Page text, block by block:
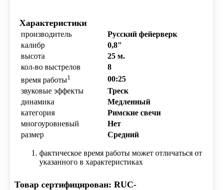
Характеристики
производитель
Русский фейерверк
калибр
0,8"
высота
25 м.
кол-во выстрелов
8
время работы1
00:25
звуковые эффекты
Треск
динамика
Медленный
категория
Римские свечи
многоуровневый
Нет
размер
Средний
фактическое время работы может отличаться от
указанного в характеристиках
Товар сертифицирован: RUC-